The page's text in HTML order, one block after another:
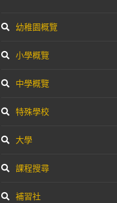
幼稚園概覽
小學概覽
中學概覽
特殊學校
大學
課程搜尋
補習社